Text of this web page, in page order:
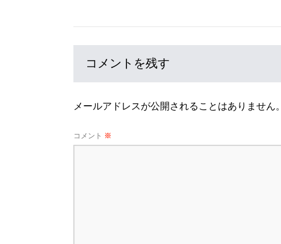
コメントを残す
メールアドレスが公開されることはありません。
コメント ※